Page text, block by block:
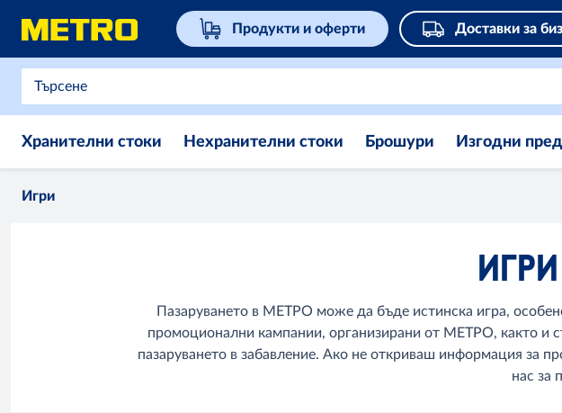
Продукти и оферти Доставки за
Хранителни стоки Нехранителни стоки Брошури Изгодни
Игри
Пазаруването в МЕТРО може да бъде истинска игра,
промоционални кампании, организирани от МЕТРО, както и
пазаруването в забавление. Ако не откриваш информация за
нас за